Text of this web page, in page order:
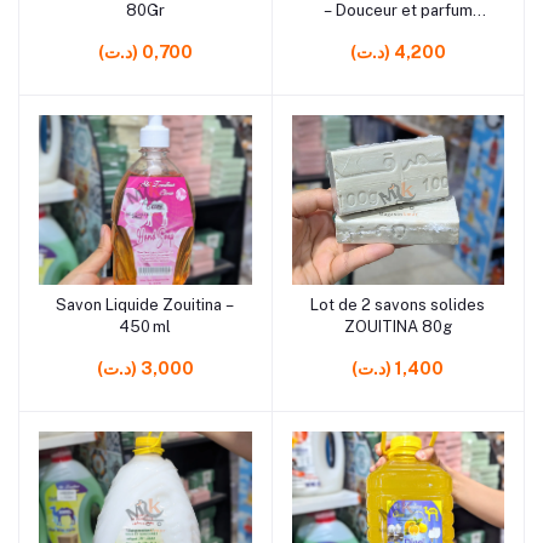
80Gr
(د.ت) 0,700
– Douceur et parfum
(د.ت) 4,200
rrrrrr1 rrrrrr4
Ajouter au panier
Savon Liquide Zouitina –
450 ml
(د.ت) 3,000
rrrrrr10 rrrrrr10
Ajouter au panier
Lot de 2 savons solides
ZOUITINA 80g
(د.ت) 1,400